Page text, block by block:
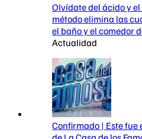
Olvídate del ácido y
método elimina las
el baño y el comedor
Actualidad
Confirmado | Este fue